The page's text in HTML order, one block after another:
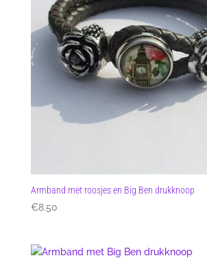
Armband met roosjes en Big Ben drukknoop
€8.50